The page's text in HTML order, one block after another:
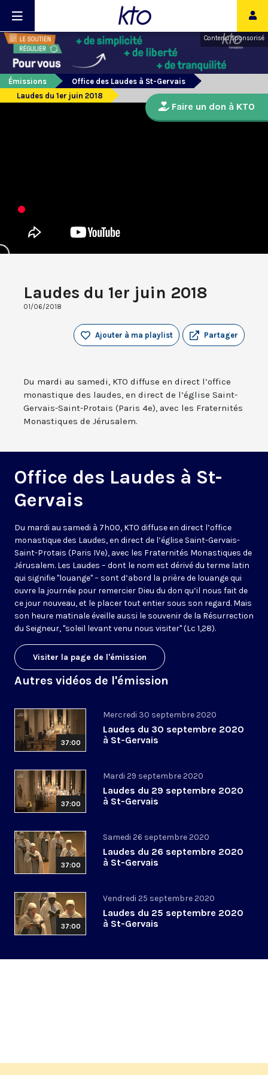
Contenu sponsorisé
Émissions
Office des Laudes à St-Gervais
Laudes du 1er juin 2018
Laudes du 1er juin 2018
01/06/2018
Partager
Ajouter à ma playlist
Du mardi au samedi, KTO diffuse en direct l’office
monastique des laudes, en direct de l’église Saint-
Gervais-Saint-Protais (Paris 4e), avec les Fraternités
Monastiques de Jérusalem.
Office des Laudes à St-
Gervais
Du mardi au samedi à 7h00, KTO diffuse en direct l’office
monastique des Laudes, en direct de l’église Saint-Gervais-
Saint-Protais (Paris IVe), avec les Fraternités Monastiques de
Jérusalem. Les Laudes – dont le nom est dérivé du terme latin
qui signifie "louange" – sont d’abord la prière de louange qui
ouvre la journée pour remercier Dieu du don qu’il nous fait de
ce jour nouveau, et le placer tout entier sous son regard. Mais
son heure matinale éveille aussi le souvenir de la Résurrection
du Seigneur, "soleil levant venu nous visiter" (Lc 1,28).
Visiter la page de l'émission
Autres vidéos de l'émission
37:00
Mercredi 30 septembre 2020
Laudes du 30 septembre 2020
à St-Gervais
37:00
Mardi 29 septembre 2020
Laudes du 29 septembre 2020
à St-Gervais
37:00
Samedi 26 septembre 2020
Laudes du 26 septembre 2020
à St-Gervais
37:00
Vendredi 25 septembre 2020
Laudes du 25 septembre 2020
à St-Gervais
Faire un don à KTO